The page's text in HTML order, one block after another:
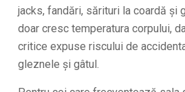
jacks, fandări, sărituri la coardă și
doar cresc temperatura corpului,
critice expuse riscului de
gleznele și gâtul.